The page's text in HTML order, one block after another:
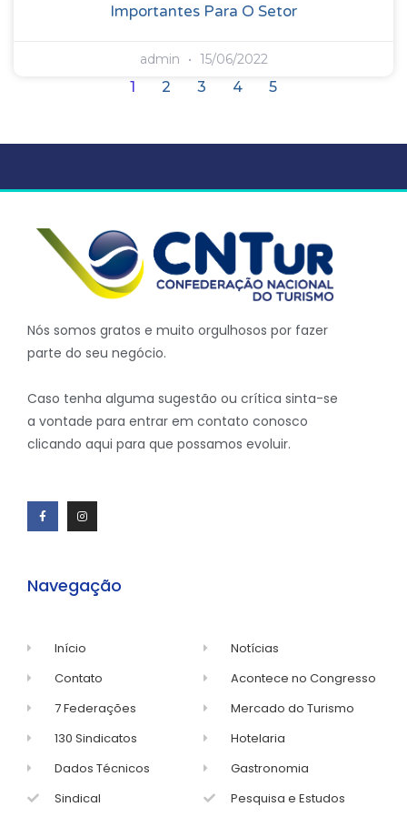
Importantes Para O Setor
admin 15/06/2022
1 2 3 4 5
Nós somos gratos e muito orgulhosos por fazer
parte do seu negócio.
Caso tenha alguma sugestão ou crítica sinta-se
a vontade para entrar em contato conosco
clicando aqui para que possamos evoluir.
Navegação
Início
Contato
7 Federações
130 Sindicatos
Dados Técnicos
Sindical
Notícias
Acontece no Congresso
Mercado do Turismo
Hotelaria
Gastronomia
Pesquisa e Estudos